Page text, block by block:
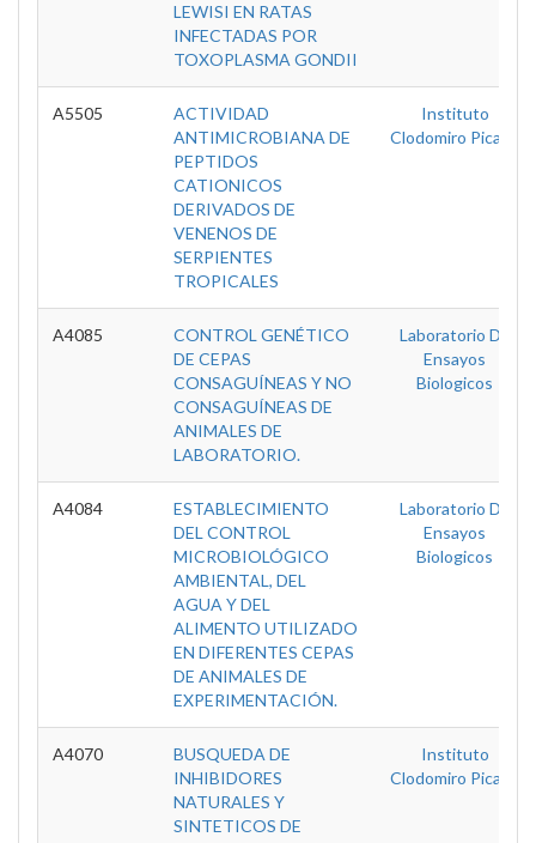
LEWISI EN RATAS
INFECTADAS POR
TOXOPLASMA GONDII
A5505
ACTIVIDAD
ANTIMICROBIANA DE
PEPTIDOS
CATIONICOS
DERIVADOS DE
VENENOS DE
SERPIENTES
TROPICALES
Instituto
Clodomiro Picado
A4085
CONTROL GENÉTICO
DE CEPAS
CONSAGUÍNEAS Y NO
CONSAGUÍNEAS DE
ANIMALES DE
LABORATORIO.
Laboratorio De
Ensayos
Biologicos
A4084
ESTABLECIMIENTO
DEL CONTROL
MICROBIOLÓGICO
AMBIENTAL, DEL
AGUA Y DEL
ALIMENTO UTILIZADO
EN DIFERENTES CEPAS
DE ANIMALES DE
EXPERIMENTACIÓN.
Laboratorio De
Ensayos
Biologicos
A4070
BUSQUEDA DE
INHIBIDORES
NATURALES Y
SINTETICOS DE
Instituto
Clodomiro Picado